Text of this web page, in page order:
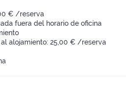
€ /reserva
fuera del horario de oficina
alojamiento: 25,00 € /reserva